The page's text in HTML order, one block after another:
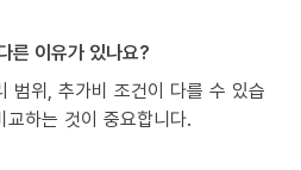
른 이유가 있나요?
범위, 추가비 조건이 다를 수 있습
하는 것이 중요합니다.